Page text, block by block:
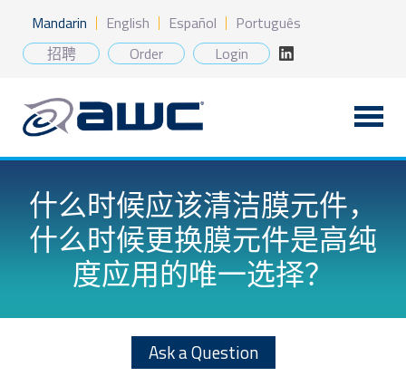
content
Mandarin English Español
Português
招聘
Order Login
什么时候应该清洁膜元件，
什么时候更换膜元件是高纯
度应用的唯一选择？
Ask a Question